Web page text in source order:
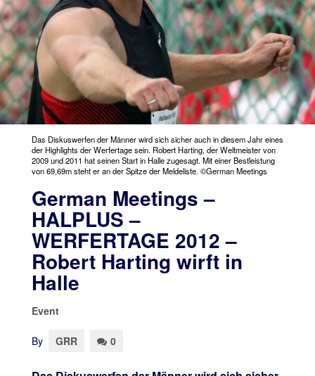
Das Diskuswerfen der Männer wird sich sicher auch in diesem Jahr eines
der Highlights der Werfertage sein. Robert Harting, der Weltmeister von
2009 und 2011 hat seinen Start in Halle zugesagt. Mit einer Bestleistung
von 69,69m steht er an der Spitze der Meldeliste. ©German Meetings
German Meetings –
HALPLUS –
WERFERTAGE 2012 –
Robert Harting wirft in
Halle
Event
By GRR 0